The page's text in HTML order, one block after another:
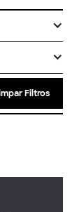
Filtros